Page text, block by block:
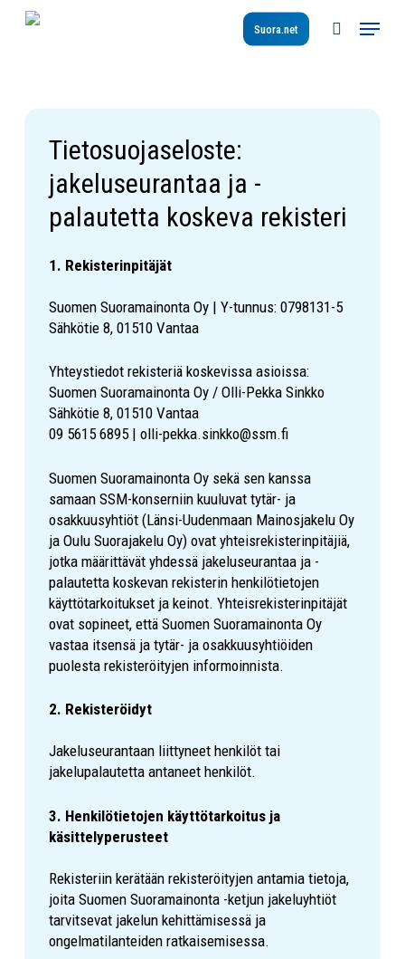
Suora.net
search
Menu
Tietosuojaseloste:
jakeluseurantaa ja -
palautetta koskeva rekisteri
1. Rekisterinpitäjät
Suomen Suoramainonta Oy | Y-tunnus: 0798131-5
Sähkötie 8, 01510 Vantaa
Yhteystiedot rekisteriä koskevissa asioissa:
Suomen Suoramainonta Oy / Olli-Pekka Sinkko
Sähkötie 8, 01510 Vantaa
09 5615 6895 | olli-pekka.sinkko@ssm.fi
Suomen Suoramainonta Oy sekä sen kanssa
samaan SSM-konserniin kuuluvat tytär- ja
osakkuusyhtiöt (Länsi-Uudenmaan Mainosjakelu Oy
ja Oulu Suorajakelu Oy) ovat yhteisrekisterinpitäjiä,
jotka määrittävät yhdessä jakeluseurantaa ja -
palautetta koskevan rekisterin henkilötietojen
käyttötarkoitukset ja keinot. Yhteisrekisterinpitäjät
ovat sopineet, että Suomen Suoramainonta Oy
vastaa itsensä ja tytär- ja osakkuusyhtiöiden
puolesta rekisteröityjen informoinnista.
2. Rekisteröidyt
Jakeluseurantaan liittyneet henkilöt tai
jakelupalautetta antaneet henkilöt.
3. Henkilötietojen käyttötarkoitus ja
käsittelyperusteet
Rekisteriin kerätään rekisteröityjen antamia tietoja,
joita Suomen Suoramainonta -ketjun jakeluyhtiöt
tarvitsevat jakelun kehittämisessä ja
ongelmatilanteiden ratkaisemisessa.